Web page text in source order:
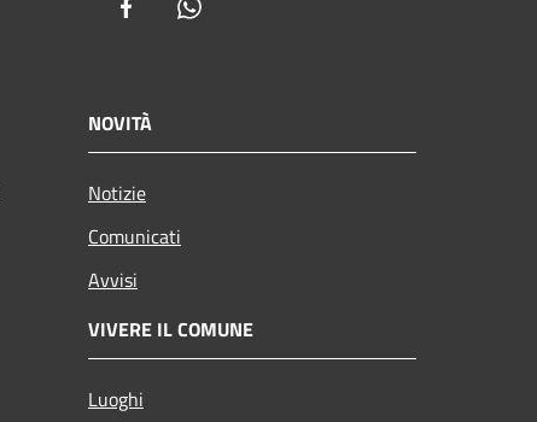
Facebook
NOVITÀ
Notizie
Comunicati
Avvisi
VIVERE IL COMUNE
Luoghi